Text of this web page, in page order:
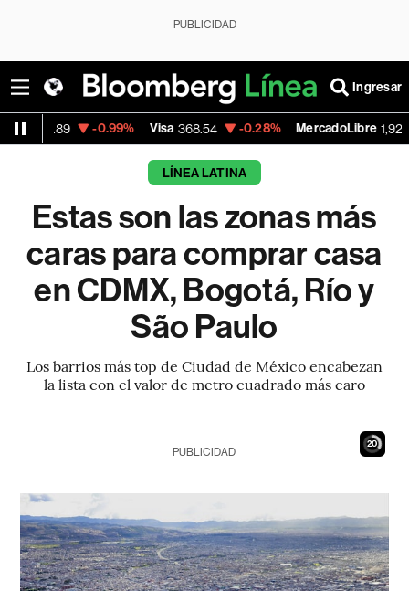
PUBLICIDAD
Ingresar
Visa 368.54 -0.28% MercadoLibre 1,924.95 +1.85%
LÍNEA LATINA
Estas son las zonas más
caras para comprar casa
en CDMX, Bogotá, Río y
São Paulo
Los barrios más top de Ciudad de México encabezan
la lista con el valor de metro cuadrado más caro
18
PUBLICIDAD